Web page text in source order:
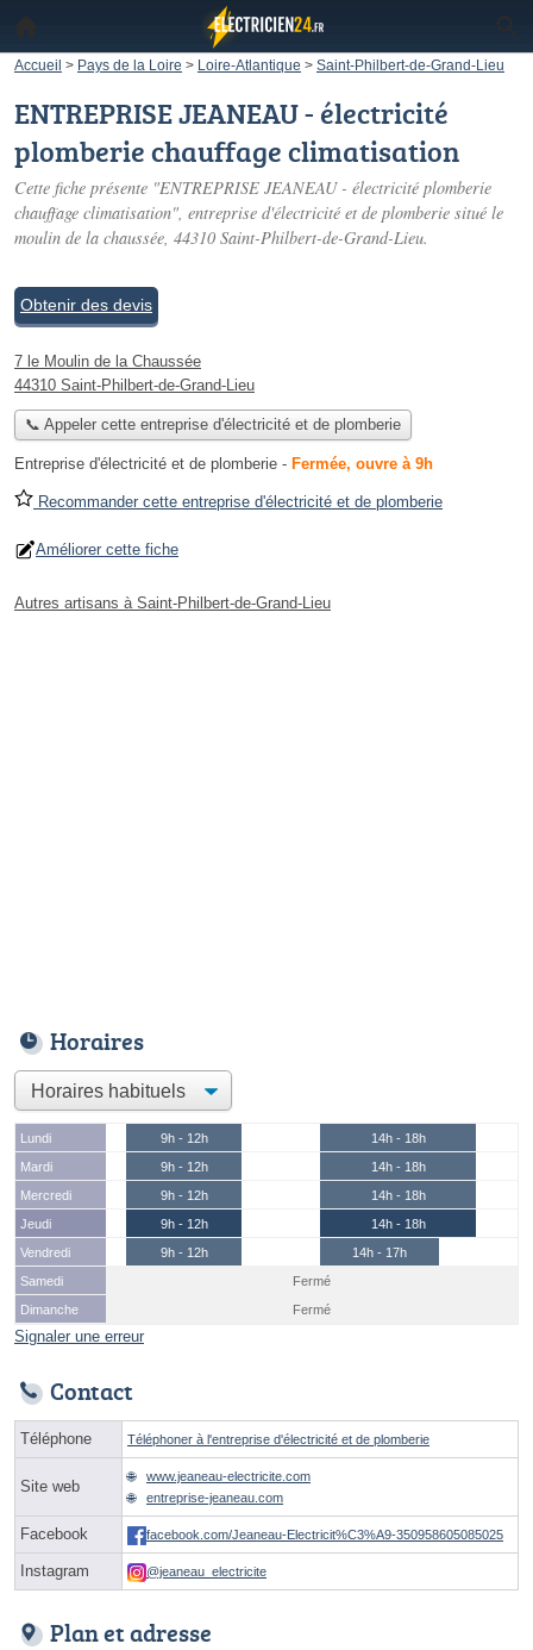
Accueil > Pays de la Loire > Loire-Atlantique > Saint-Philbert-de-Grand-Lieu
ENTREPRISE JEANEAU - électricité
plomberie chauffage climatisation
Cette fiche présente "ENTREPRISE JEANEAU - électricité plomberie
chauffage climatisation", entreprise d'électricité et de plomberie situé le
moulin de la chaussée, 44310 Saint-Philbert-de-Grand-Lieu.
Obtenir des devis
7 le Moulin de la Chaussée
44310 Saint-Philbert-de-Grand-Lieu
📞 Appeler cette entreprise d'électricité et de plomberie
Entreprise d'électricité et de plomberie - Fermée, ouvre à 9h
Recommander cette entreprise d'électricité et de plomberie
Améliorer cette fiche
Autres artisans à Saint-Philbert-de-Grand-Lieu
Horaires
Lundi 9h - 12h
14h - 18h
Mardi
9h - 12h
14h - 18h
Mercredi
9h - 12h
14h - 18h
Jeudi
9h - 12h
14h - 18h
Vendredi
9h - 12h
14h - 17h
Samedi
Fermé
Dimanche
Fermé
Signaler une erreur
Contact
Téléphone Téléphoner à l'entreprise d'électricité et de plomberie
Site web
www.jeaneau-electricite.com
entreprise-jeaneau.com
Facebook facebook.com/Jeaneau-Electricit%C3%A9-350958605085025
Instagram @jeaneau_electricite
Plan et adresse